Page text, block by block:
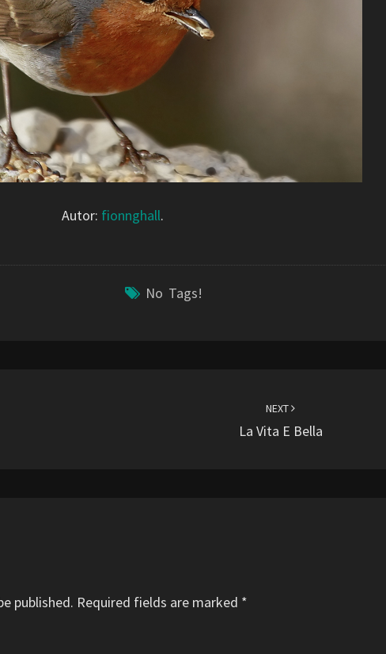
Autor: fionnghall.
No Tags!
NEXT
La Vita E Bella
published. Required fields are marked *